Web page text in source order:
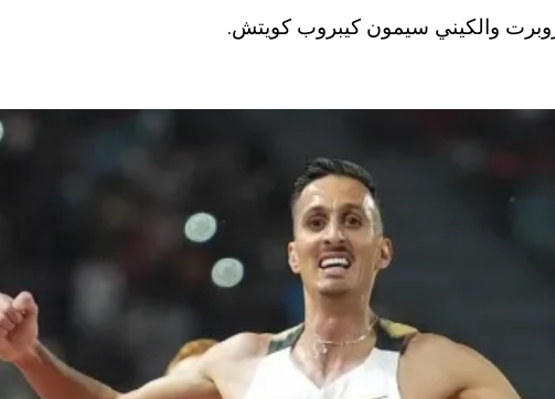
والكيني سيمون كيبروب كويتش.